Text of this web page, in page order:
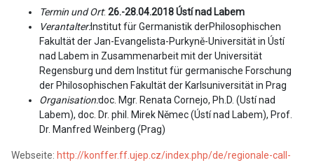
Termin und Ort: 26.-28.04.2018 Ústí nad Labem
Verantalter:Institut für Germanistik derPhilosophischen
Fakultät der Jan-Evangelista-Purkyně-Universität in Ústí
nad Labem in Zusammenarbeit mit der Universität
Regensburg und dem Institut für germanische Forschung
der Philosophischen Fakultät der Karlsuniversität in Prag
Organisation:doc. Mgr. Renata Cornejo, Ph.D. (Ustí nad
Labem), doc. Dr. phil. Mirek Němec (Ústí nad Labem), Prof.
Dr. Manfred Weinberg (Prag)
Webseite: http://konffer.ff.ujep.cz/index.php/de/regionale-call-